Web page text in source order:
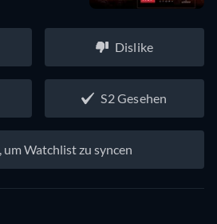
Dislike
S2 Gesehen
, um Watchlist zu syncen